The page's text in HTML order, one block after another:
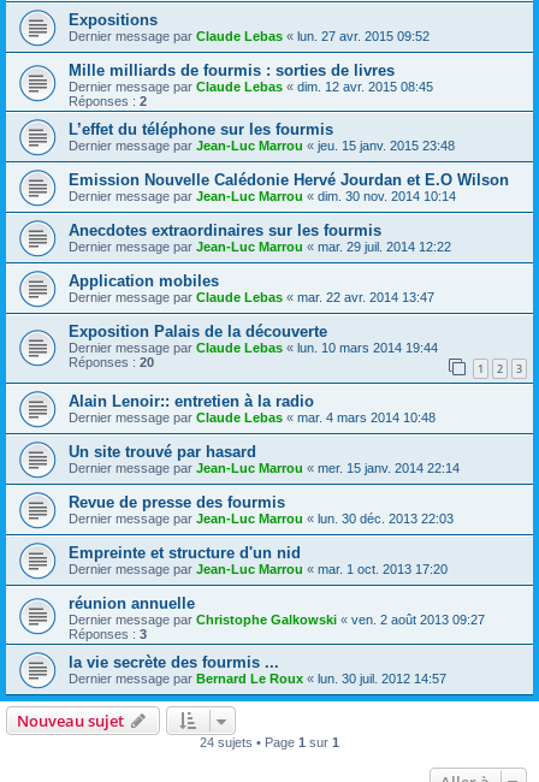
Expositions
Dernier message par Claude Lebas « lun. 27 avr. 2015 09:52
Mille milliards de fourmis : sorties de livres
Dernier message par Claude Lebas « dim. 12 avr. 2015 08:45
Réponses : 2
L’effet du téléphone sur les fourmis
Dernier message par Jean-Luc Marrou « jeu. 15 janv. 2015 23:48
Emission Nouvelle Calédonie Hervé Jourdan et E.O Wilson
Dernier message par Jean-Luc Marrou « dim. 30 nov. 2014 10:14
Anecdotes extraordinaires sur les fourmis
Dernier message par Jean-Luc Marrou « mar. 29 juil. 2014 12:22
Application mobiles
Dernier message par Claude Lebas « mar. 22 avr. 2014 13:47
Exposition Palais de la découverte
Dernier message par Claude Lebas « lun. 10 mars 2014 19:44
Réponses : 20 1 2 3
Alain Lenoir:: entretien à la radio
Dernier message par Claude Lebas « mar. 4 mars 2014 10:48
Un site trouvé par hasard
Dernier message par Jean-Luc Marrou « mer. 15 janv. 2014 22:14
Revue de presse des fourmis
Dernier message par Jean-Luc Marrou « lun. 30 déc. 2013 22:03
Empreinte et structure d'un nid
Dernier message par Jean-Luc Marrou « mar. 1 oct. 2013 17:20
réunion annuelle
Dernier message par Christophe Galkowski « ven. 2 août 2013 09:27
Réponses : 3
la vie secrète des fourmis ...
Dernier message par Bernard Le Roux « lun. 30 juil. 2012 14:57
Nouveau sujet
24 sujets • Page 1 sur 1